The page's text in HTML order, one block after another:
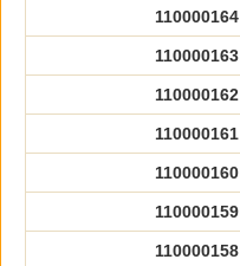
110000164
110000163
110000162
110000161
110000160
110000159
110000158